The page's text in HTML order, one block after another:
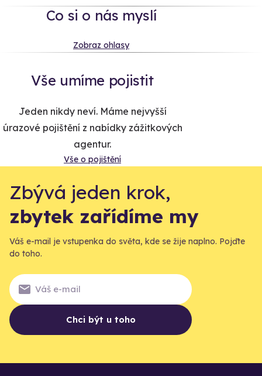
Co si o nás myslí
Zobraz ohlasy
Vše umíme pojistit
Jeden nikdy neví. Máme nejvyšší
úrazové pojištění z nabídky zážitkových
agentur.
Vše o pojištění
Zbývá jeden krok,
zbytek zařídíme my
Váš e-mail je vstupenka do světa, kde se žije naplno. Pojďte
do toho.
Chci být u toho